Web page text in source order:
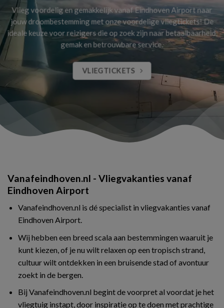
Vlieg voordelig en gemakkelijk vanaf Eindhoven Airport naar
jouw droombestemming met onze voordelige vliegtickets! De
ideale keuze voor reizigers die op zoek zijn naar betaalbaarheid,
gemak en betrouwbare service.
VLIEGTICKETS
Vanafeindhoven.nl - Vliegvakanties vanaf
Eindhoven Airport
Vanafeindhoven.nl is dé specialist in vliegvakanties vanaf
Eindhoven Airport.
Wij hebben een breed scala aan bestemmingen waaruit je
kunt kiezen, of je nu wilt relaxen op een tropisch strand,
cultuur wilt ontdekken in een bruisende stad of avontuur
zoekt in de bergen.
Bij Vanafeindhoven.nl begint de voorpret al voordat je het
vliegtuig instapt, door inspiratie op te doen met prachtige